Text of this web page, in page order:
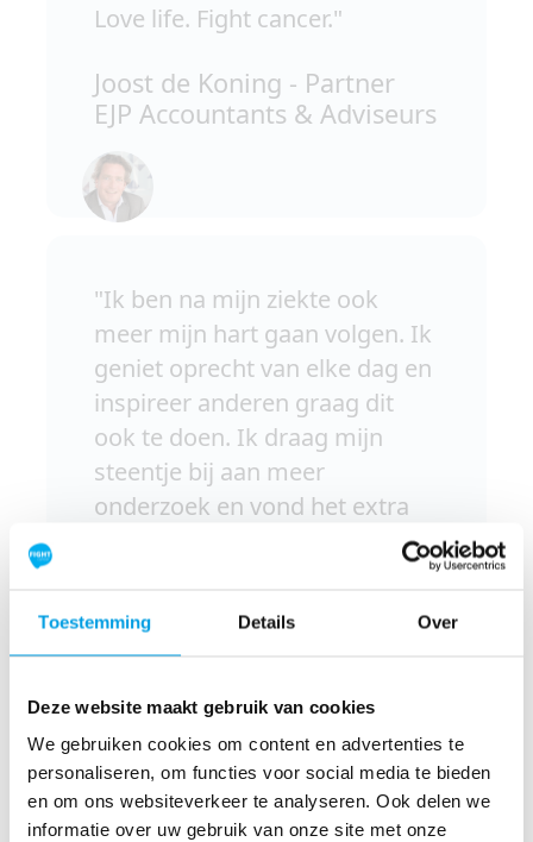
Toestemming Details Over
Deze website maakt gebruik van cookies
We gebruiken cookies om content en advertenties te
personaliseren, om functies voor social media te bieden
en om ons websiteverkeer te analyseren. Ook delen we
informatie over uw gebruik van onze site met onze
Love life. Fight cancer."
Joost de Koning - Partner
EJP Accountants & Adviseurs
"Ik ben na mijn ziekte ook
meer mijn hart gaan volgen. Ik
geniet oprecht van elke dag en
inspireer anderen graag dit
ook te doen. Ik draag mijn
steentje bij aan meer
onderzoek en vond het extra
bijzonder om samen met mijn
doen."
coach